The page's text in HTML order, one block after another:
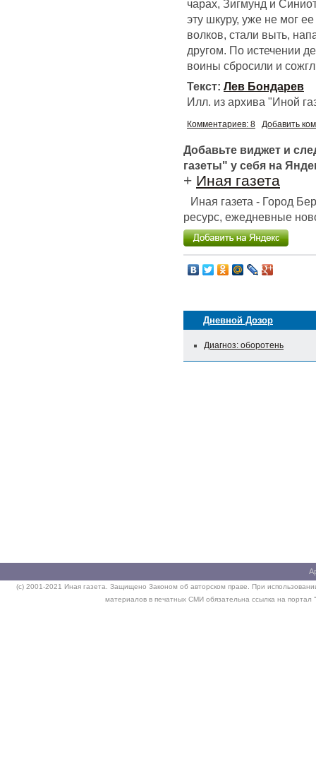
чарах, Зигмунд и
эту шкуру, уже не мог
волков, стали выть,
другом. По истечении
воины сбросили и
Текст: Лев Бондарев
Илл. из архива "Иной
Комментариев: 8 Добавить
Добавьте виджет и
газеты" у себя на
+ Иная газета
Иная газета - Город
ресурс, ежедневные
Дневной Дозор
Диагноз: оборотень
(c) 2001-2021 Иная газета. Защищено Законом об авторском праве. При
материалов в печатных СМИ обязательна ссылка на